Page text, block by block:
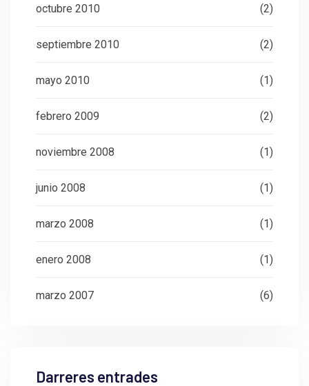
octubre 2010 (2)
septiembre 2010 (2)
mayo 2010 (1)
febrero 2009 (2)
noviembre 2008 (1)
junio 2008 (1)
marzo 2008 (1)
enero 2008 (1)
marzo 2007 (6)
Darreres entrades